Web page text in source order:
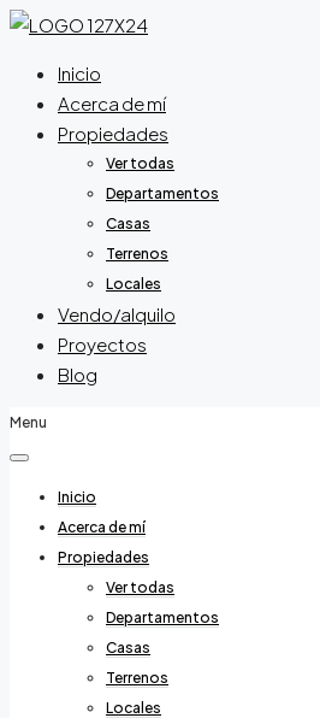
Inicio
Acerca de mí
Propiedades
Ver todas
Departamentos
Casas
Terrenos
Locales
Vendo/alquilo
Proyectos
Blog
Menu
Inicio
Acerca de mí
Propiedades
Ver todas
Departamentos
Casas
Terrenos
Locales